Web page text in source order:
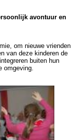
avontuur en
om nieuwe vrienden
van deze kinderen de
buiten hun
omgeving.